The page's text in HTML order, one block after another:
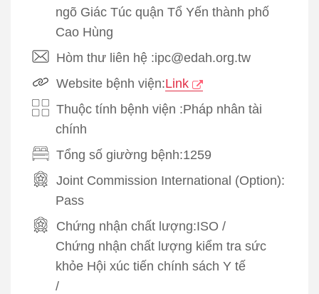
ngõ Giác Túc quận Tổ Yến thành phố
Cao Hùng
Hòm thư liên hệ :ipc@edah.org.tw
Website bệnh viện:Link
Thuộc tính bệnh viện :Pháp nhân tài
chính
Tổng số giường bệnh:1259
Joint Commission International (Option):
Pass
Chứng nhận chất lượng:ISO /
Chứng nhận chất lượng kiểm tra sức
khỏe Hội xúc tiến chính sách Y tế
/